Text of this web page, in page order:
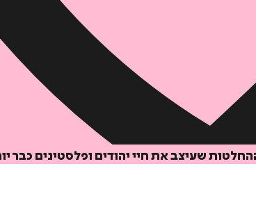
שעיצב את חיי יהודים ופלסטינים כבר